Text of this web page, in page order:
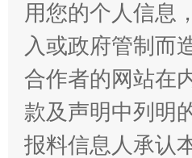
受贿1.44亿！段成刚被判
用您的个人信息
入或政府管制而
合作者的网站在
款及声明中列明
报料信息人承认